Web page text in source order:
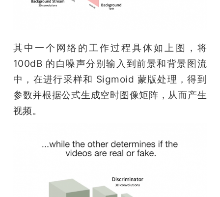
其中一个网络的工作过程具体如上图，将
100dB 的白噪声分别输入到前景和背景图流
中，在进行采样和 Sigmoid 蒙版处理，得到
参数并根据公式生成空时图像矩阵，从而产生
视频。